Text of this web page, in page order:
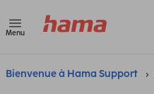
Menu
Bienvenue à Hama Support